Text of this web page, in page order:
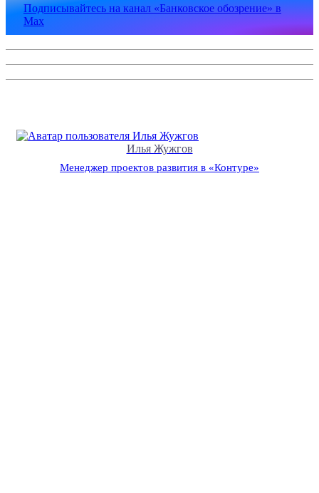
Подписывайтесь на канал «Банковское обозрение» в
Max
Илья Жужгов
Менеджер проектов развития в «Контуре»